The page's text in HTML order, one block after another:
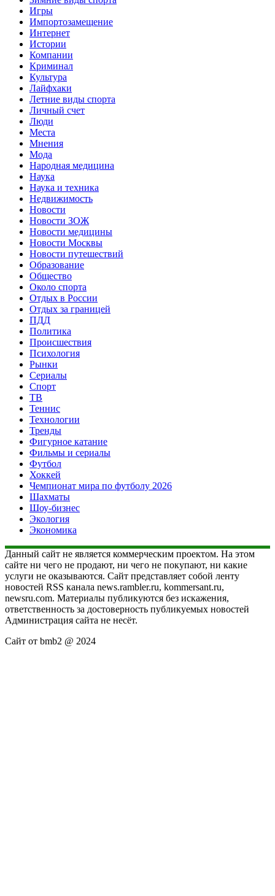
Игры
Импортозамещение
Интернет
Истории
Компании
Криминал
Культура
Лайфхаки
Летние виды спорта
Личный счет
Люди
Места
Мнения
Мода
Народная медицина
Наука
Наука и техника
Недвижимость
Новости
Новости ЗОЖ
Новости медицины
Новости Москвы
Новости путешествий
Образование
Общество
Около спорта
Отдых в России
Отдых за границей
ПДД
Политика
Происшествия
Психология
Рынки
Сериалы
Спорт
ТВ
Теннис
Технологии
Тренды
Фигурное катание
Фильмы и сериалы
Футбол
Хоккей
Чемпионат мира по футболу 2026
Шахматы
Шоу-бизнес
Экология
Экономика
Данный сайт не является коммерческим проектом. На этом
сайте ни чего не продают, ни чего не покупают, ни какие
услуги не оказываются. Сайт представляет собой ленту
новостей RSS канала news.rambler.ru, kommersant.ru,
newsru.com. Материалы публикуются без искажения,
ответственность за достоверность публикуемых новостей
Администрация сайта не несёт.
Сайт от bmb2 @ 2024